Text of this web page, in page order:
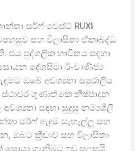
සර්ෆ් වෙස්ට් RUXI
සහ විලාසිතා ඒකාබද්ධ
පුද්ගලික භාවිතය සඳහා
දේශසීමා ඊ-වාණිජ්‍ය
ඔබේ අවශ්‍යතා සපුරාලිය
ස්ථාවර ගුණාත්මක නිෂ්පාදන
සඳහා සුදුසු නම්‍යශීලී
සර්ෆ් ඇඳුම සැහැල්ලු සහ
ඔබට ක්‍රීඩාව සහ විලාසිතා
ගැනීමට ඉඩ සලසයි.